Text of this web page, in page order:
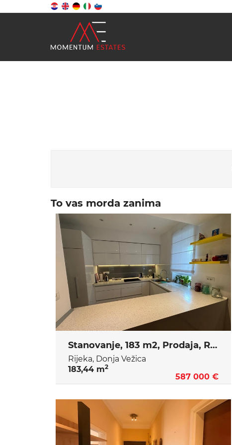
To vas morda zanima
Stanovanje, 183 m2, Prodaja, Rijeka - Donja Vežica
Rijeka, Donja Vežica
183,44 m2
587 000 €